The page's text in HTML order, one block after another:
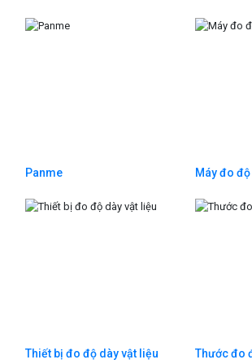
Panme Máy đo
Thiết bị đo độ dày vật liệu Thước đo